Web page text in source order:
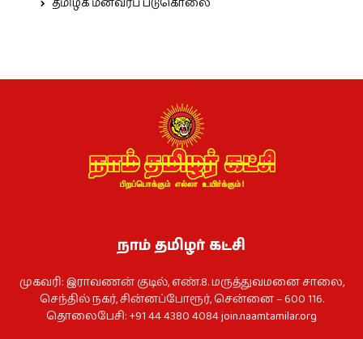
நாம் தமிழர் கட்சி
முகவரி: இராவணன் குடில், எண்.8. மருத்துவமனை சாலை,
செந்தில் நகர், சின்னப்போரூர், சென்னை – 600 116.
தொலைபேசி: +91 44 4380 4084join.naamtamilar.org